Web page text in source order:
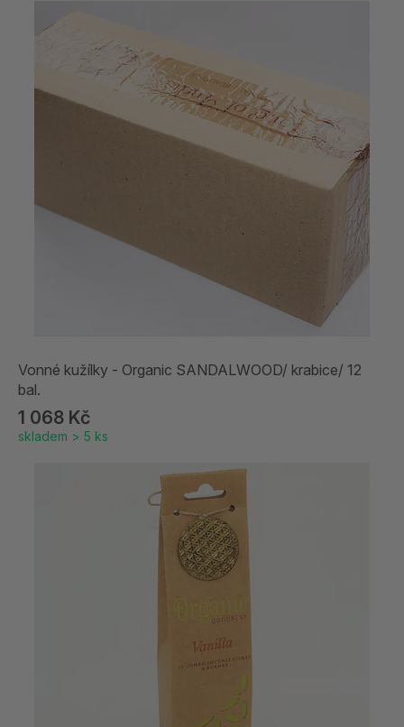
Vonné kužílky - Organic SANDALWOOD/ krabice/ 12
bal.
1 068 Kč
skladem > 5 ks